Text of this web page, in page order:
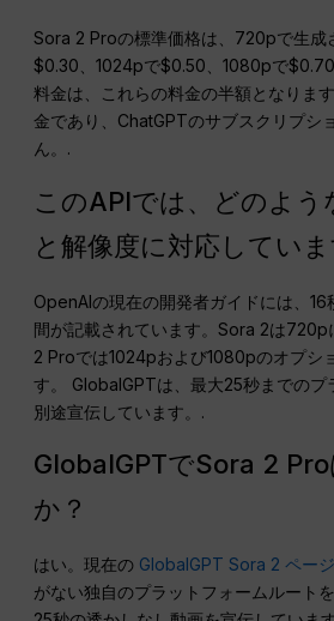
Sora 2 Proの標準価格は、720pで生成
$0.30、1024pで$0.50、1080pで
料金は、これらの料金の半額となりま
金であり、ChatGPTのサブスクリプシ
ん。.
このAPIでは、どのよう
と解像度に対応していま
OpenAIの現在の開発者ガイドには、
間が記載されています。Sora 2は720p
2 Proでは1024pおよび1080pのオプシ
す。 GlobalGPTは、最大25秒までのプ
別途宣伝しています。.
GlobalGPTでSora 2
か？
はい。現在の GlobalGPT Sora 2 ページ
がない独自のプラットフォームルート